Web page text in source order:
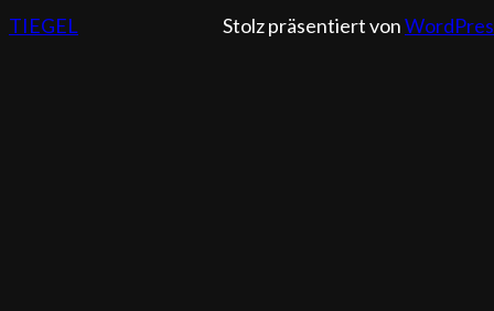
TIEGEL Stolz präsentiert von